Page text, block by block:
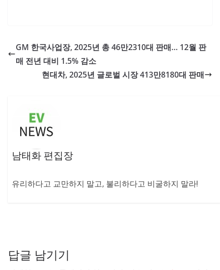
GM 한국사업장, 2025년 총 46만2310대 판매… 12월 판
매 전년 대비 1.5% 감소
현대차, 2025년 글로벌 시장 413만8180대 판매
남태화 편집장
유리하다고 교만하지 말고, 불리하다고 비굴하지 말라!
답글 남기기